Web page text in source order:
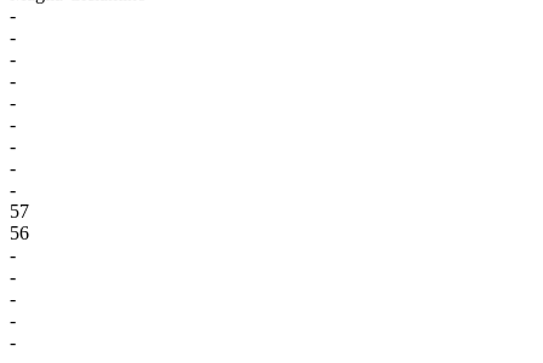
-
-
-
-
-
-
-
-
-
57
56
-
-
-
-
-